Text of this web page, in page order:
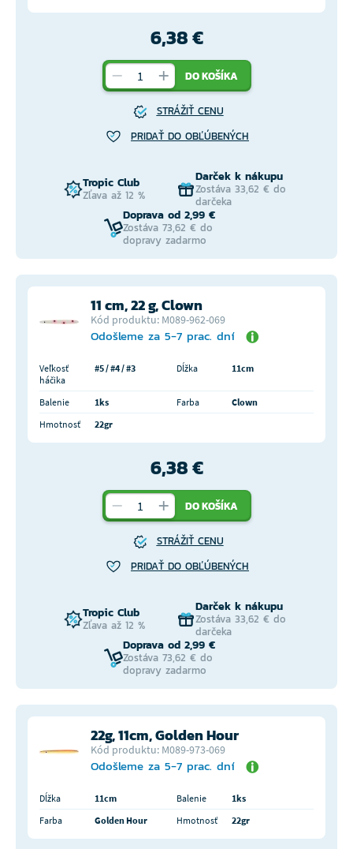
6,38 €
DO KOŠÍKA
STRÁŽIŤ CENU
PRIDAŤ DO OBĽÚBENÝCH
Tropic Club
Zľava až 12 %
Darček k nákupu
Zostáva 33,62 € do
darčeka
Doprava od 2,99 €
Zostáva 73,62 € do
dopravy zadarmo
11 cm, 22 g, Clown
Kód produktu: M089-962-069
Odošleme za 5-7 prac. dní
Veľkosť
háčika
#5 / #4 / #3 Dĺžka 11cm
Balenie 1ks Farba
Clown
Hmotnosť
22gr
6,38 €
DO KOŠÍKA
STRÁŽIŤ CENU
PRIDAŤ DO OBĽÚBENÝCH
Tropic Club
Zľava až 12 %
Darček k nákupu
Zostáva 33,62 € do
darčeka
Doprava od 2,99 €
Zostáva 73,62 € do
dopravy zadarmo
22g, 11cm, Golden Hour
Kód produktu: M089-973-069
Odošleme za 5-7 prac. dní
Dĺžka 11cm Balenie
1ks
Farba
Golden Hour Hmotnosť 22gr